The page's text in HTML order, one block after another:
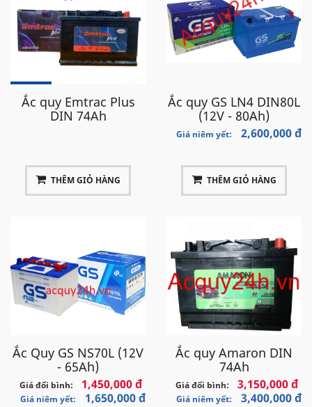
Ắc quy Emtrac Plus
DIN 74Ah
THÊM GIỎ HÀNG
Ắc quy GS LN4 DIN80L
(12V - 80Ah)
Giá niêm yết: 2,600,000 đ
THÊM GIỎ HÀNG
Ắc Quy GS NS70L (12V
- 65Ah)
Giá đổi bình: 1,450,000 đ
Giá niêm yết: 1,650,000 đ
Ắc quy Amaron DIN
74Ah
Giá đổi bình: 3,150,000 đ
Giá niêm yết: 3,400,000 đ